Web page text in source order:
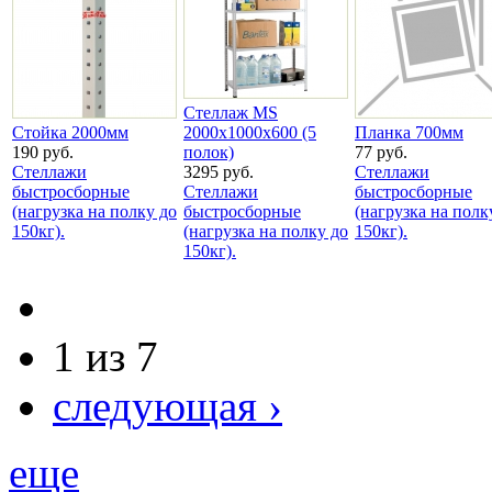
Стойка 2000мм
190 руб.
Стеллажи
быстросборные
(нагрузка на полку до
150кг).
Стеллаж MS
2000х1000х600 (5
полок)
3295 руб.
Стеллажи
быстросборные
(нагрузка на полку до
150кг).
Планка 700мм
77 руб.
Стеллажи
быстросборные
(нагрузка на
150кг).
1 из 7
следующая ›
еще